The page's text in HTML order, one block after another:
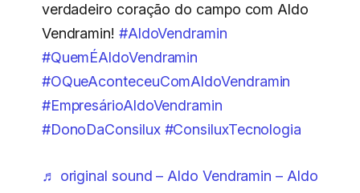
verdadeiro coração do campo com Aldo
Vendramin! #AldoVendramin
#QuemÉAldoVendramin
#OQueAconteceuComAldoVendramin
#EmpresárioAldoVendramin
#DonoDaConsilux #ConsiluxTecnologia
♬ original sound – Aldo Vendramin – Aldo